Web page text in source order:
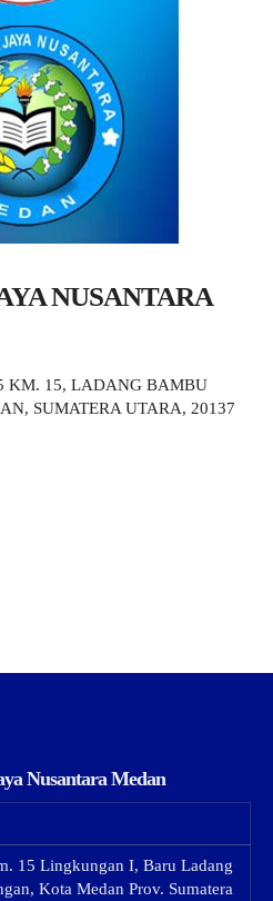
NUSANTARA
KM. 15, LADANG BAMBU
SUMATERA UTARA, 20137
Nusantara Medan
15 Lingkungan I, Baru Ladang
Kota Medan Prov. Sumatera